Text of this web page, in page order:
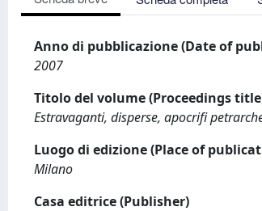
Anno di pubblicazione (Date of
2007
Titolo del volume (Proceedings
Estravaganti, disperse, apocrifi
Luogo di edizione (Place of
Milano
Casa editrice (Publisher)